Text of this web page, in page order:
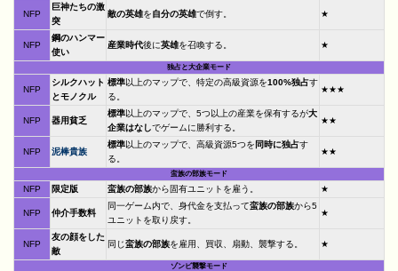
NFP
巨神たちの激
突
敵の英雄を自分の英雄で倒す。 ★
NFP
鋼のハンマー
使い
産業時代後に英雄を召喚する。 ★
独占と大企業モード
NFP
シルクハット
とモノクル
標準以上のマップで、特定の高級資源を100%独占す
る。
★★★
NFP 器用貧乏
標準以上のマップで、5つ以上の産業を保有するが大
企業はなしでゲームに勝利する。
★★
NFP 泥棒貴族
標準以上のマップで、高級資源5つを 同時に独占す
る。
★★
蛮族の部族モード
NFP 限定版 蛮族の部族から固有ユニットを雇う。 ★
NFP 仲介手数料
同一ゲーム内で、身代金を支払って蛮族の部族から5
ユニットを取り戻す。
★
NFP
友の顔をした
敵
同じ蛮族の部族を雇用、買収、扇動、襲撃する。 ★
ゾンビ襲撃モード